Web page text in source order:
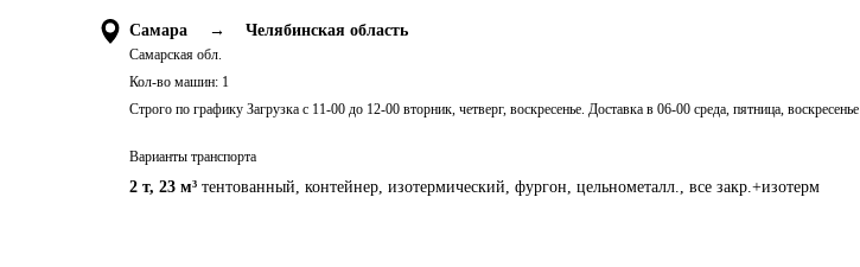
Самара →
Самарская обл.
Челябинская область
Кол-во машин: 1
Строго по графику Загрузка с 11-00 до 12-00 вторник, четверг, воскресенье. Доставка в 06-00 среда, пятница, воскресенье
Варианты транспорта
2 т, 23 м³ тентованный, контейнер, изотермический, фургон, цельнометалл., все закр.+изотерм